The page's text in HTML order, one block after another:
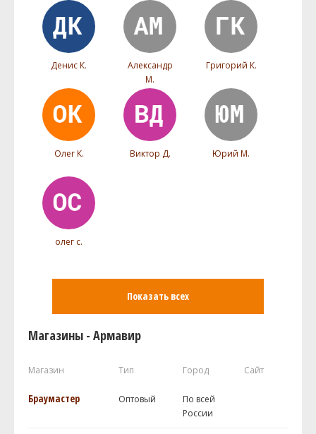
Денис К.
Александр
М.
Григорий К.
Олег К. Виктор Д. Юрий М.
олег с.
Показать всех
Магазины - Армавир
Магазин Тип Город Сайт
Браумастер Оптовый
По всей
России